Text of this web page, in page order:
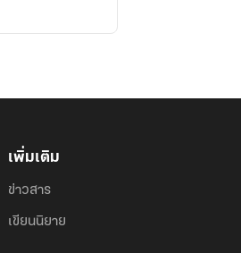
เพิ่มเติม
ข่าวสาร
เขียนนิยาย